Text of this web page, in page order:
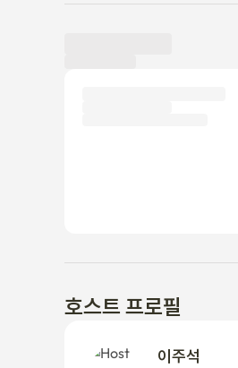
호스트 프로필